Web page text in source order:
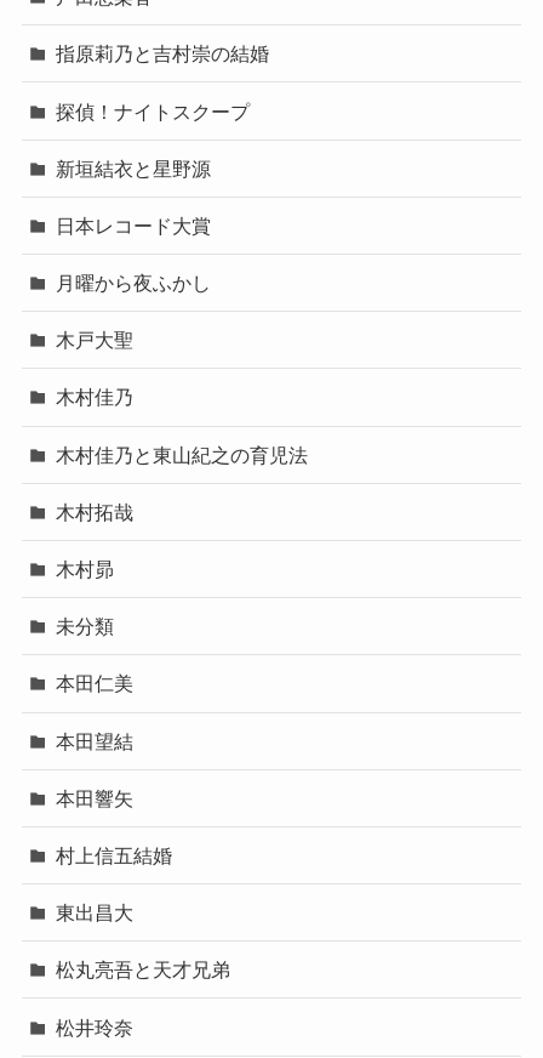
指原莉乃と吉村崇の結婚
探偵！ナイトスクープ
新垣結衣と星野源
日本レコード大賞
月曜から夜ふかし
木戸大聖
木村佳乃
木村佳乃と東山紀之の育児法
木村拓哉
木村昴
未分類
本田仁美
本田望結
本田響矢
村上信五結婚
東出昌大
松丸亮吾と天才兄弟
松井玲奈